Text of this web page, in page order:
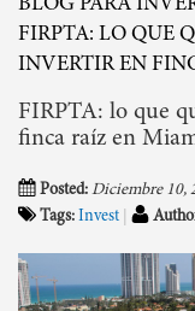
BLOG PARA
FIRPTA: LO QUE
INVERTIR EN
FIRPTA: lo que
finca raíz en
Posted: Diciembre 10,
Tags: Invest